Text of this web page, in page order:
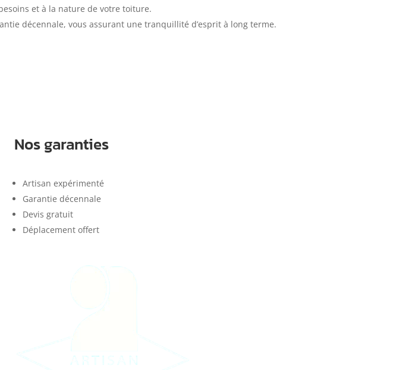
et à la nature de votre toiture.
décennale, vous assurant une tranquillité d’esprit à long terme.
Nos garanties
Artisan expérimenté
Garantie décennale
Devis gratuit
Déplacement offert